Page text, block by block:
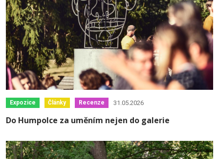
Expozice Články Recenze 31.05.2026
Do Humpolce za uměním nejen do galerie